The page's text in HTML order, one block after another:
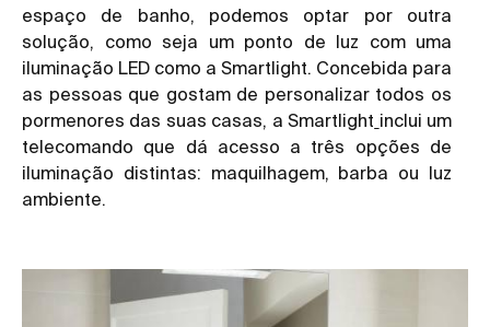
espaço de banho, podemos optar por outra
solução, como seja um ponto de luz com uma
iluminação LED como a Smartlight. Concebida para
as pessoas que gostam de personalizar todos os
pormenores das suas casas, a Smartlight inclui um
telecomando que dá acesso a três opções de
iluminação distintas: maquilhagem, barba ou luz
ambiente.